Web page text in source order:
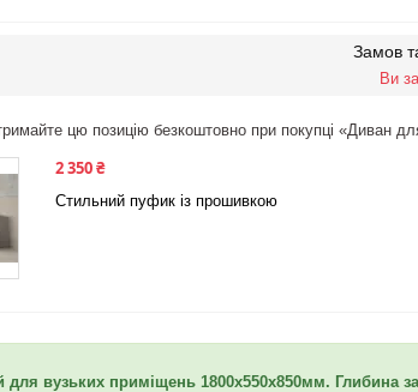
Замов
Ви
цю позицію безкоштовно при покупці «Диван
2 350 ₴
Стильний пуфик із прошивкою
для вузьких приміщень 1800х550х850мм. Глибина